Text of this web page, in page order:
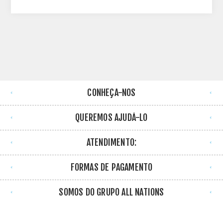
CONHEÇA-NOS
QUEREMOS AJUDÁ-LO
ATENDIMENTO:
FORMAS DE PAGAMENTO
SOMOS DO GRUPO ALL NATIONS